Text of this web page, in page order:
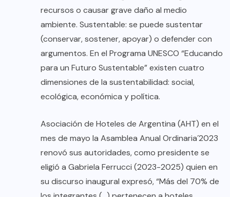
recursos o causar grave daño al medio
ambiente. Sustentable: se puede sustentar
(conservar, sostener, apoyar) o defender con
argumentos. En el Programa UNESCO “Educando
para un Futuro Sustentable” existen cuatro
dimensiones de la sustentabilidad: social,
ecológica, económica y política.
Asociación de Hoteles de Argentina (AHT) en el
mes de mayo la Asamblea Anual Ordinaria´2023
renovó sus autoridades, como presidente se
eligió a Gabriela Ferrucci (2023-2025) quien en
su discurso inaugural expresó, “Más del 70% de